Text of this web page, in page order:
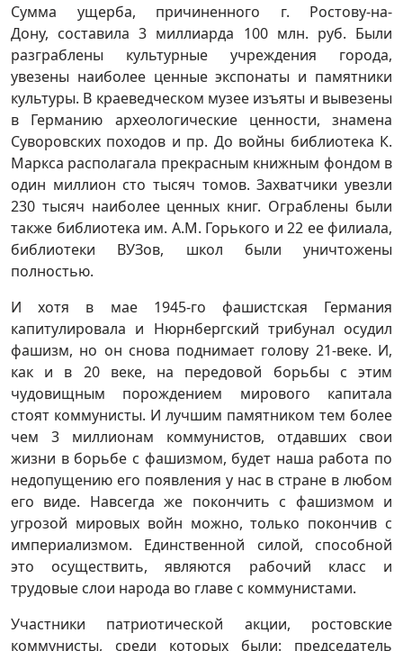
Сумма ущерба, причиненного г. Ростову-на-
Дону, составила 3 миллиарда 100 млн. руб. Были
разграблены культурные учреждения города,
увезены наиболее ценные экспонаты и памятники
культуры. В краеведческом музее изъяты и вывезены
в Германию археологические ценности, знамена
Суворовских походов и пр. До войны библиотека К.
Маркса располагала прекрасным книжным фондом в
один миллион сто тысяч томов. Захватчики увезли
230 тысяч наиболее ценных книг. Ограблены были
также библиотека им. А.М. Горького и 22 ее филиала,
библиотеки ВУЗов, школ были уничтожены
полностью.
И хотя в мае 1945-го фашистская Германия
капитулировала и Нюрнбергский трибунал осудил
фашизм, но он снова поднимает голову 21-веке. И,
как и в 20 веке, на передовой борьбы с этим
чудовищным порождением мирового капитала
стоят коммунисты. И лучшим памятником тем более
чем 3 миллионам коммунистов, отдавших свои
жизни в борьбе с фашизмом, будет наша работа по
недопущению его появления у нас в стране в любом
его виде. Навсегда же покончить с фашизмом и
угрозой мировых войн можно, только покончив с
империализмом. Единственной силой, способной
это осуществить, являются рабочий класс и
трудовые слои народа во главе с коммунистами.
Участники патриотической акции, ростовские
коммунисты, среди которых были: председатель